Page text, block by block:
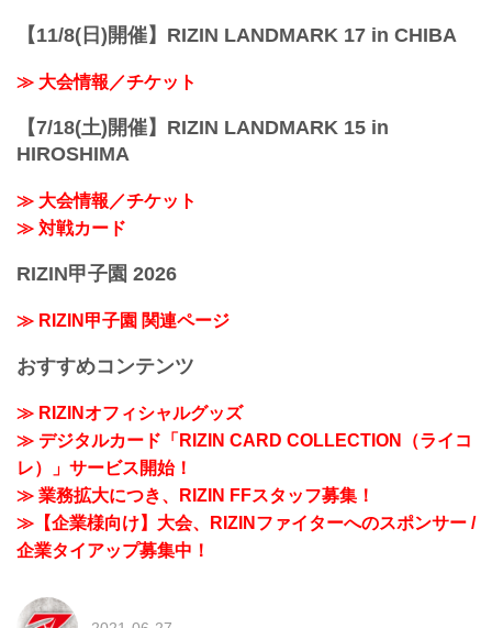
【11/8(日)開催】RIZIN LANDMARK 17 in CHIBA
≫ 大会情報／チケット
【7/18(土)開催】RIZIN LANDMARK 15 in
HIROSHIMA
≫ 大会情報／チケット
≫ 対戦カード
RIZIN甲子園 2026
≫ RIZIN甲子園 関連ページ
おすすめコンテンツ
≫ RIZINオフィシャルグッズ
≫ デジタルカード「RIZIN CARD COLLECTION（ライコ
レ）」サービス開始！
≫ 業務拡大につき、RIZIN FFスタッフ募集！
≫【企業様向け】大会、RIZINファイターへのスポンサー /
企業タイアップ募集中！